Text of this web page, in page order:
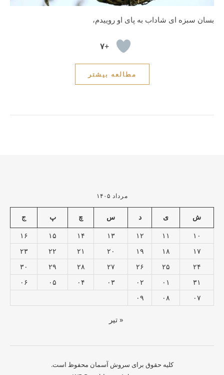
بسان سبزه ای شاداب به پای او روییدم،
+۷
مطالعه بیشتر
مرداد ۱۴۰۵
ش ی د س چ پ ج
۱۰ ۱۱ ۱۲ ۱۳ ۱۴ ۱۵
۱۶
۱۷
۱۸ ۱۹ ۲۰ ۲۱ ۲۲
۲۳
۲۴
۲۵ ۲۶ ۲۷ ۲۸ ۲۹
۳۰
۳۱
۰۱ ۰۲ ۰۳ ۰۴ ۰۵
۰۶
۰۷
۰۸ ۰۹
« تیر
کلیه حقوق برای سروش آسمان محفوظ است.